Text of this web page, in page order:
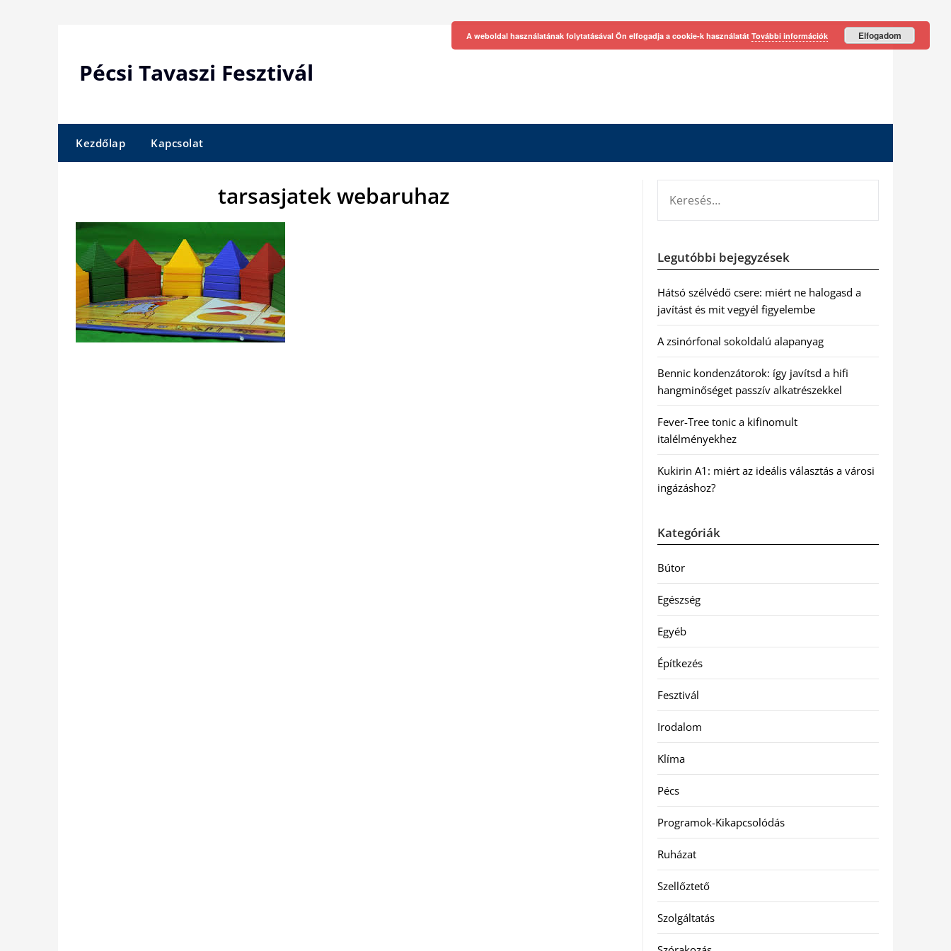
Pécsi Tavaszi Fesztivál
Kezdőlap Kapcsolat
tarsasjatek webaruhaz
Legutóbbi bejegyzések
Hátsó szélvédő csere: miért ne halogasd a
javítást és mit vegyél figyelembe
A zsinórfonal sokoldalú alapanyag
Bennic kondenzátorok: így javítsd a hifi
hangminőséget passzív alkatrészekkel
Fever-Tree tonic a kifinomult
italélményekhez
Kukirin A1: miért az ideális választás a városi
ingázáshoz?
Kategóriák
Bútor
Egészség
Egyéb
Építkezés
Fesztivál
Irodalom
Klíma
Pécs
Programok-Kikapcsolódás
Ruházat
Szellőztető
Szolgáltatás
A weboldal használatának folytatásával Ön elfogadja a cookie-k használatát További információk Elfogadom